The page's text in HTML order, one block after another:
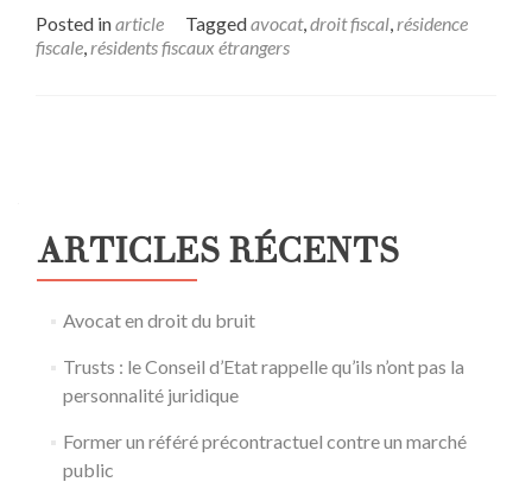
Posted inarticle Taggedavocat,droit fiscal,résidence
fiscale,résidents fiscaux étrangers
ARTICLES RÉCENTS
Avocat en droit du bruit
Trusts : le Conseil d’Etat rappelle qu’ils n’ont pas la
personnalité juridique
Former un référé précontractuel contre un marché
public